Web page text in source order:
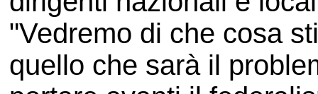
"Vedremo di che cosa
quello che sarà il